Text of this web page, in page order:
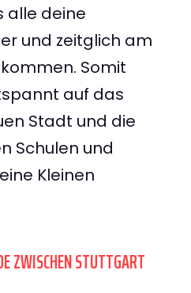
alle deine
und zeitglich am
Somit
auf das
Stadt und die
Schulen und
Kleinen
ZWISCHEN STUTTGART